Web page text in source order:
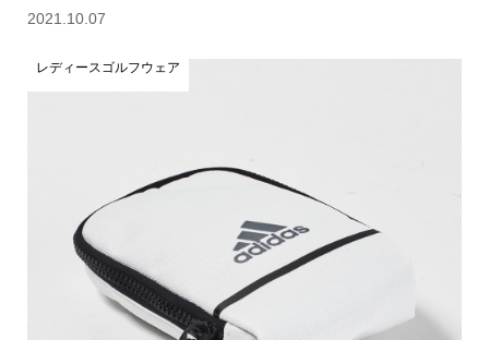
2021.10.07
レディースゴルフウェア